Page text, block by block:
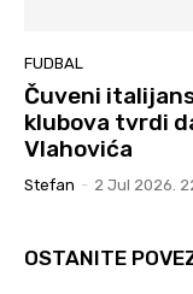
FUDBAL
Čuveni
klubova tvrdi
Vlahovića
Stefan - 2 Jul 2026.
OSTANITE